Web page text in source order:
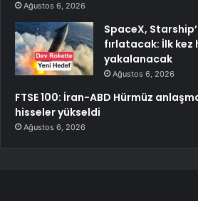
Ağustos 6, 2026
SpaceX,
fırlatacak: İlk kez
yakalanacak
Ağustos 6, 2026
FTSE 100: İran-ABD Hürmüz
hisseler yükseldi
Ağustos 6, 2026